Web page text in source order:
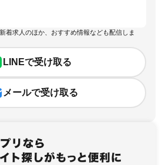
着求人のほか、おすすめ情報なども配信しま
LINEで受け取る
メールで受け取る